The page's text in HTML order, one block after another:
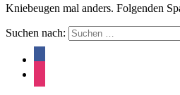
Kniebeugen mal anders. Folgenden
Suchen nach: